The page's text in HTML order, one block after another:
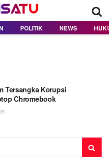
POLITIK NEWS
Tersangka Korupsi
Chromebook